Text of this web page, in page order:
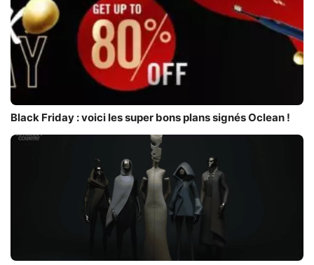
Black Friday : voici les super bons plans signés Oclean !